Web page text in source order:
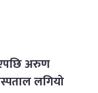
अरुण
लगियो